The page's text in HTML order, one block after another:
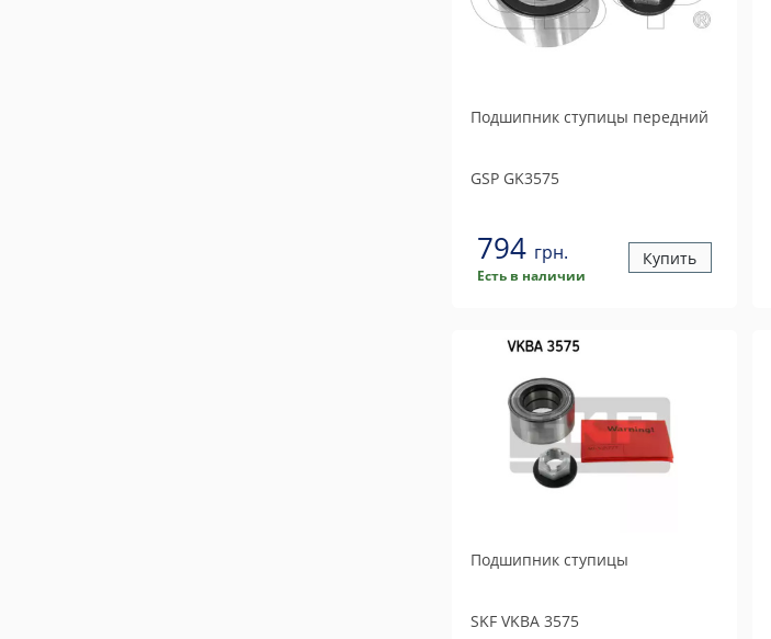
Подшипник ступицы передний
GSP GK3575
794 грн.
Есть в наличии
Купить
Подшипник ступицы
SKF VKBA 3575